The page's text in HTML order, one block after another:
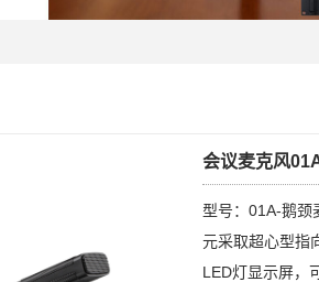
会议麦克风
型号：01A-鹅颈
元采取超心型指
LED灯显示屏，